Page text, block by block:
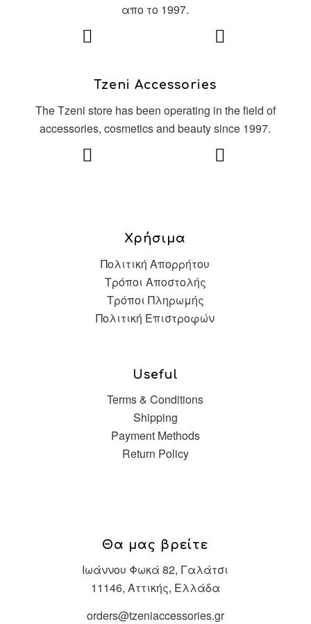
απο το 1997.
Tzeni Accessories
The Tzeni store has been operating in the field of
accessories, cosmetics and beauty since 1997.
Χρήσιμα
Πολιτική Απορρήτου
Τρόποι Αποστολής
Τρόποι Πληρωμής
Πολιτική Επιστροφών
Useful
Terms & Conditions
Shipping
Payment Methods
Return Policy
Θα μας βρείτε
Ιωάννου Φωκά 82, Γαλάτσι
11146, Αττικής, Ελλάδα
orders@tzeniaccessories.gr